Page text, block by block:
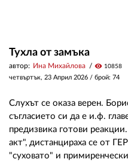
Тухла от замъка
автор: Ина Михайлова visibility 10858
четвъртък, 23 Април 2026 / брой: 74
Слухът се оказа верен.
съгласието си да е и.ф.
предизвика готови
акт", дистанцираха се от
"суховато" и